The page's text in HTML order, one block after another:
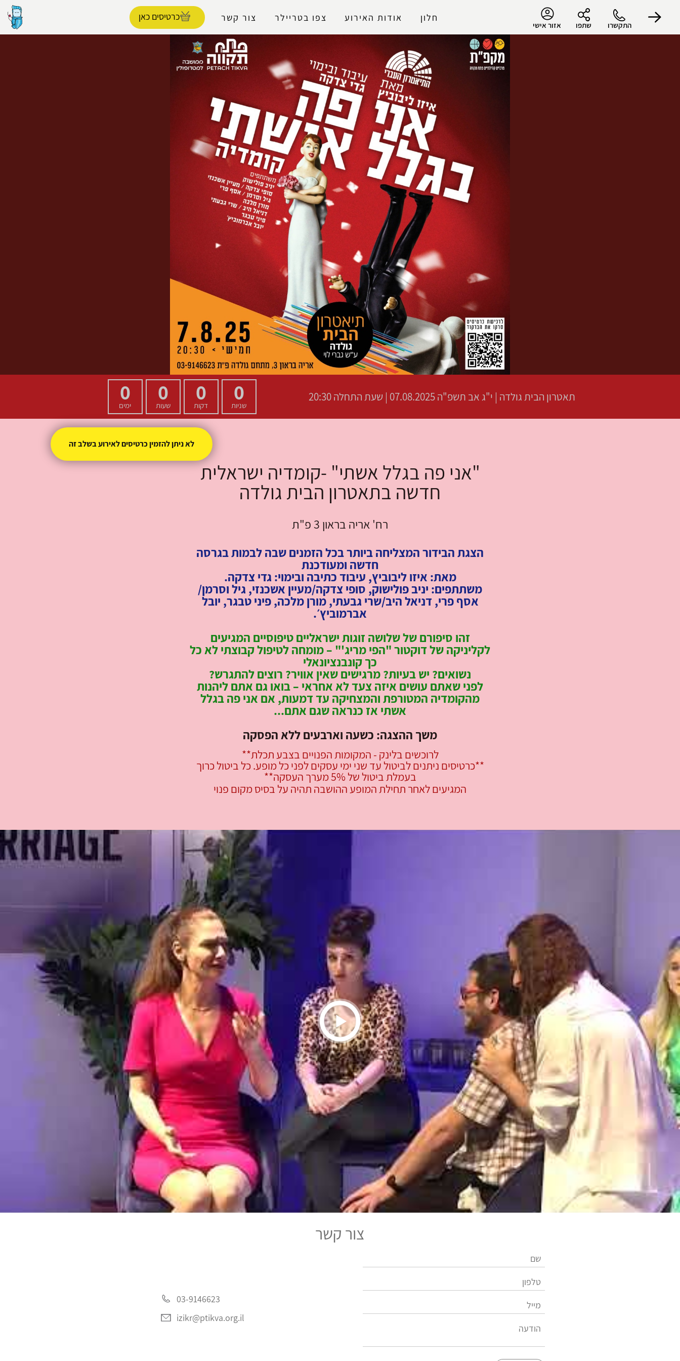
התקשרו שתפו אזור אישי
חלון אודות האירוע צפו בטריילר צור קשר כרטיסים כאן
תאטרון הבית גולדה | י"ג אב תשפ"ה07.08.2025 | שעת התחלה 20:30 0
שניות
0
דקות
0
שעות
0
ימים
"אני פה בגלל אשתי" -קומדיה ישראלית
חדשה בתאטרון הבית גולדה
רח' אריה בראון 3 פ"ת
הצגת הבידור המצליחה ביותר בכל הזמנים שבה לבמות בגרסה
חדשה ומעודכנת
מאת: איזו ליבוביץ, עיבוד כתיבה ובימוי: גדי צדקה.
משתתפים: יניב פולישוק, סופי צדקה/מעיין אשכנזי, גיל וסרמן/
אסף פרי, דניאל היב/שרי גבעתי, מורן מלכה, פיני טבגר, יובל
אברמוביץ׳.
זהו סיפורם של שלושה זוגות ישראליים טיפוסיים המגיעים
לקליניקה של דוקטור "הפי מריג'" – מומחה לטיפול קבוצתי לא כל
כך קונבנציונאלי
נשואים? יש בעיות? מרגישים שאין אוויר? רוצים להתגרש?
לפני שאתם עושים איזה צעד לא אחראי – בואו גם אתם ליהנות
מהקומדיה המטורפת והמצחיקה עד דמעות, אם אני פה בגלל
אשתי אז כנראה שגם אתם...
משך ההצגה: כשעה וארבעים ללא הפסקה
לרוכשים בלינק - המקומות הפנויים בצבע תכלת**
**כרטיסים ניתנים לביטול עד שני ימי עסקים לפני כל מופע. כל ביטול כרוך
בעמלת ביטול של 5% מערך העסקה**
המגיעים לאחר תחילת המופע ההושבה תהיה על בסיס מקום פנוי
צור קשר
03-9146623
izikr@ptikva.org.il
לא ניתן להזמין כרטיסים לאירוע בשלב זה